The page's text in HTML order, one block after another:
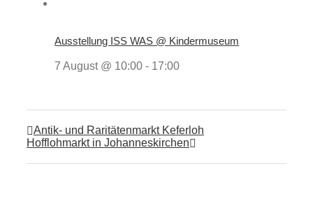
Ausstellung ISS WAS @ Kindermuseum
7 August @ 10:00 - 17:00
Antik- und Raritätenmarkt Keferloh
Hofflohmarkt in Johanneskirchen